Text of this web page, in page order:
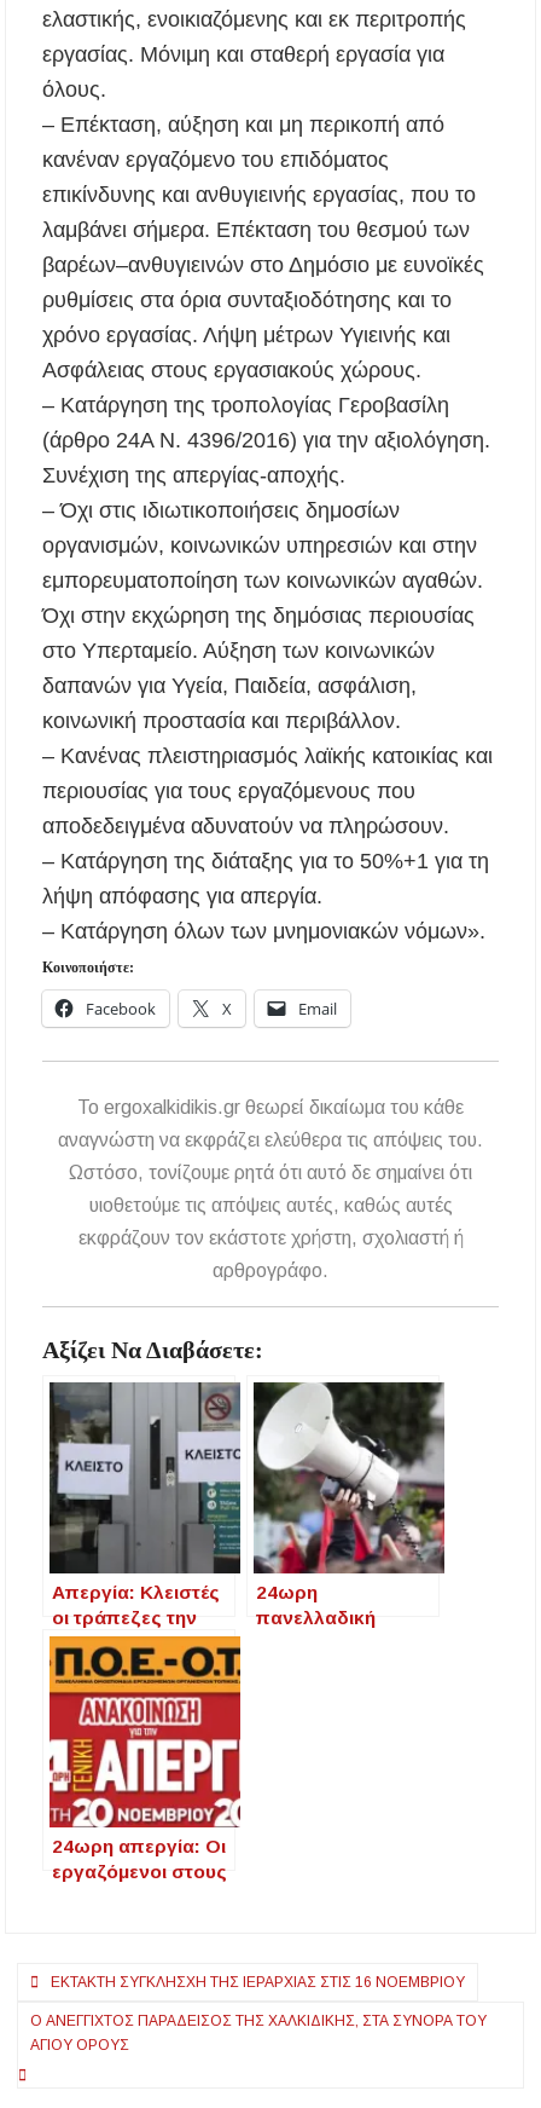
Βαριές καμπάνες για ιδιοκτήτες σκύλων χωρίς
λουρί – Πρόστιμα 300 ευρώ
Έως 500€ τον μήνα για τη φροντίδα βρεφών:
Ποιοι γονείς μπορούν να λάβουν voucher από τη
δράση «Νταντάδες της Γειτονιάς»
ελαστικής, ενοικιαζόμενης και εκ περιτροπής
εργασίας. Μόνιμη και σταθερή εργασία για
όλους.
– Επέκταση, αύξηση και μη περικοπή από
κανέναν εργαζόμενο του επιδόματος
επικίνδυνης και ανθυγιεινής εργασίας, που το
λαμβάνει σήμερα. Επέκταση του θεσμού των
βαρέων–ανθυγιεινών στο Δημόσιο με ευνοϊκές
ρυθμίσεις στα όρια συνταξιοδότησης και το
χρόνο εργασίας. Λήψη μέτρων Υγιεινής και
Ασφάλειας στους εργασιακούς χώρους.
– Κατάργηση της τροπολογίας Γεροβασίλη
(άρθρο 24Α Ν. 4396/2016) για την αξιολόγηση.
Συνέχιση της απεργίας-αποχής.
– Όχι στις ιδιωτικοποιήσεις δημοσίων
οργανισμών, κοινωνικών υπηρεσιών και στην
εμπορευματοποίηση των κοινωνικών αγαθών.
Όχι στην εκχώρηση της δημόσιας περιουσίας
στο Υπερταμείο. Αύξηση των κοινωνικών
δαπανών για Υγεία, Παιδεία, ασφάλιση,
κοινωνική προστασία και περιβάλλον.
– Κανένας πλειστηριασμός λαϊκής κατοικίας και
περιουσίας για τους εργαζόμενους που
αποδεδειγμένα αδυνατούν να πληρώσουν.
– Κατάργηση της διάταξης για το 50%+1 για τη
λήψη απόφασης για απεργία.
– Κατάργηση όλων των μνημονιακών νόμων».
Κοινοποιήστε:
Facebook X Email
To ergoxalkidikis.gr θεωρεί δικαίωμα του κάθε
αναγνώστη να εκφράζει ελεύθερα τις απόψεις του.
Ωστόσο, τονίζουμε ρητά ότι αυτό δε σημαίνει ότι
υιοθετούμε τις απόψεις αυτές, καθώς αυτές
εκφράζουν τον εκάστοτε χρήστη, σχολιαστή ή
αρθρογράφο.
Αξίζει Να Διαβάσετε:
Απεργία: Κλειστές
οι τράπεζες την
Τετάρτη 20
Νοεμβρίου
24ωρη
πανελλαδική
24ωρη απεργία: Οι
εργαζόμενοι στους
Πλοήγηση
άρθρων
ΈΚΤΑΚΤΗ ΣΎΓΚΛΗΣΧΗ ΤΗΣ ΙΕΡΑΡΧΊΑΣ ΣΤΙΣ 16 ΝΟΕΜΒΡΊΟΥ
Ο ΑΝΈΓΓΙΧΤΟΣ ΠΑΡΆΔΕΙΣΟΣ ΤΗΣ ΧΑΛΚΙΔΙΚΉΣ, ΣΤΑ ΣΎΝΟΡΑ ΤΟΥ
ΑΓΊΟΥ ΌΡΟΥΣ